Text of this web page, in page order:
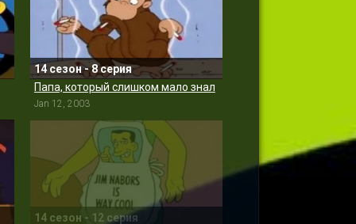
14 сезон - 8 серия
Папа, который слишком мало знал
Jan 12, 2003
14 сезон - 12 серия